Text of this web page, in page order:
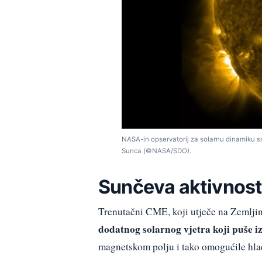
NASA-in opservatorij za solarnu dinamiku
Sunca (©NASA/SDO).
Sunčeva aktivnost
Trenutačni CME, koji utječe na
dodatnog solarnog vjetra koji puše
magnetskom polju i tako omogućile